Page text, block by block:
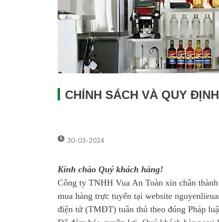
CHÍNH SÁCH VÀ QUY
30-03-2024
Kính chào Quý khách hàng!
Công ty TNHH Vua An Toàn xin chân
mua hàng trực tuyến tại website
điện tử (TMĐT) tuân thủ theo đúng Pháp